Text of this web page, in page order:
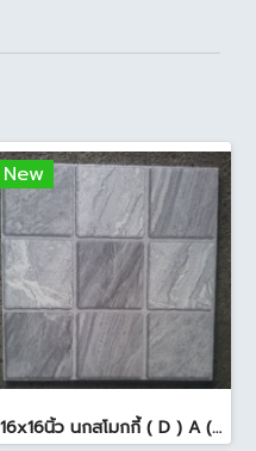
New
16x16นิ้ว นกสโมกกี้ ( D ) A (Pack6)